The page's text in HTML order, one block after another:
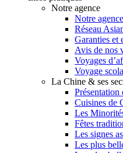
Notre agence
Notre
Réseau
Garanties et
Avis de nos
Voyages
Voyage
La Chine & ses
Présentation
Cuisines de
Les
Fêtes
Les signes
Les plus